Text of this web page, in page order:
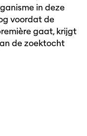
in deze
voordat de
gaat, krijgt
de zoektocht